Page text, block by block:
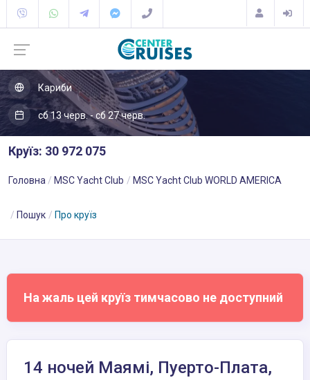
Кариби
сб 13 черв. - сб 27 черв.
Круїз: 30 972 075
Головна MSC Yacht Club MSC Yacht Club WORLD AMERICA
Пошук Про круїз
На жаль цей круїз тимчасово не доступний
14 ночей Маямі, Пуерто-Плата,